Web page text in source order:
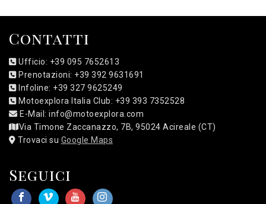
Contatti
Ufficio: +39 095 7652613
Prenotazioni: +39 392 9631691
Infoline: +39 327 9625249
Motoexplora Italia Club: +39 393 7352528
E-Mail: info@motoexplora.com
Via Timone Zaccanazzo, 7B, 95024 Acireale (CT)
Trovaci su Google Maps
Seguici